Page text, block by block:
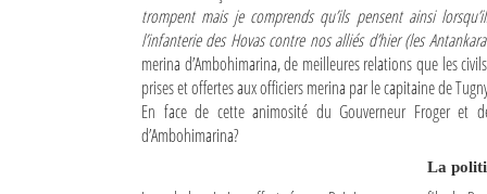
trompent mais je comprends qu’ils pensent ainsi
l’infanterie des Hovas contre nos alliés d’hier (les
merina d’Ambohimarina, de meilleures relations que les
prises et offertes aux officiers merina par le capitaine de
En face de cette animosité du Gouverneur Froger et
d’Ambohimarina?
La